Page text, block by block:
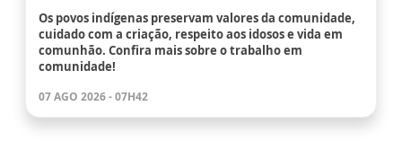
Os povos indígenas preservam valores da comunidade,
cuidado com a criação, respeito aos idosos e vida em
comunhão. Confira mais sobre o trabalho em
comunidade!
07 AGO 2026 - 07H42